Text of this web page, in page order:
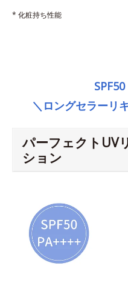
* 化粧持ち性能
SPF50
＼ロングセラーリ
パーフェクトUV
ション